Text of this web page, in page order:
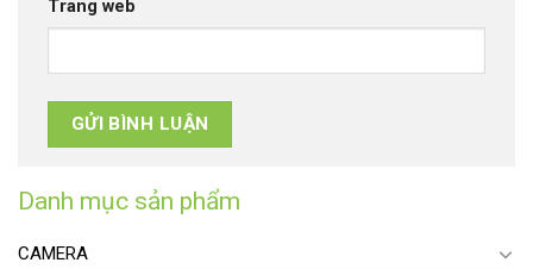
Danh mục sản phẩm
CAMERA
Trang web